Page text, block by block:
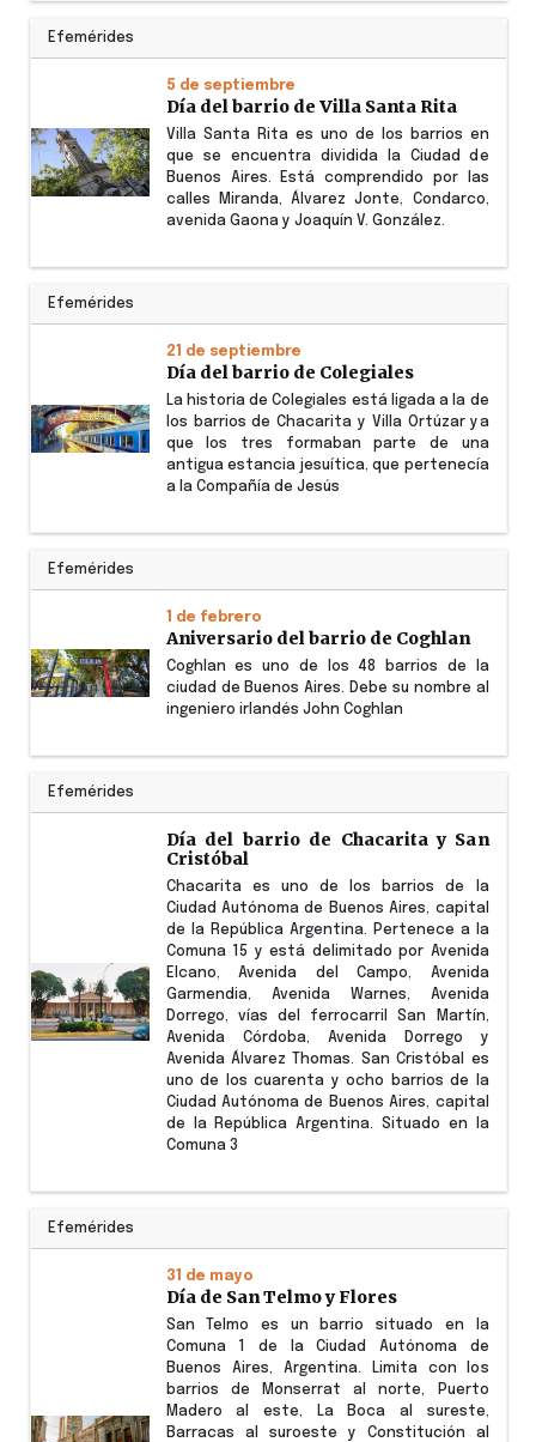
Efemérides
5 de septiembre
Día del barrio de Villa Santa Rita
Villa Santa Rita es uno de los barrios en
que se encuentra dividida la Ciudad de
Buenos Aires. Está comprendido por las
calles Miranda, Álvarez Jonte, Condarco,
avenida Gaona y Joaquín V. González.
Efemérides
21 de septiembre
Día del barrio de Colegiales
La historia de Colegiales está ligada a la de
los barrios de Chacarita y Villa Ortúzar ya
que los tres formaban parte de una
antigua estancia jesuítica, que pertenecía
a la Compañía de Jesús
Efemérides
1 de febrero
Aniversario del barrio de Coghlan
Coghlan es uno de los 48 barrios de la
ciudad de Buenos Aires. Debe su nombre al
ingeniero irlandés John Coghlan
Efemérides
Día del barrio de Chacarita y San
Cristóbal
Chacarita es uno de los barrios de la
Ciudad Autónoma de Buenos Aires, capital
de la República Argentina. Pertenece a la
Comuna 15 y está delimitado por Avenida
Elcano, Avenida del Campo, Avenida
Garmendia, Avenida Warnes, Avenida
Dorrego, vías del ferrocarril San Martín,
Avenida Córdoba, Avenida Dorrego y
Avenida Álvarez Thomas. San Cristóbal es
uno de los cuarenta y ocho barrios de la
Ciudad Autónoma de Buenos Aires, capital
de la República Argentina. Situado en la
Comuna 3
Efemérides
31 de mayo
Día de San Telmo y Flores
San Telmo es un barrio situado en la
Comuna 1 de la Ciudad Autónoma de
Buenos Aires, Argentina. Limita con los
barrios de Monserrat al norte, Puerto
Madero al este, La Boca al sureste,
Barracas al suroeste y Constitución al